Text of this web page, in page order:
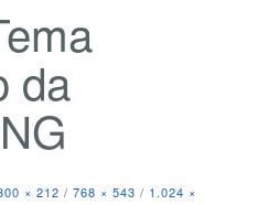
da
× 212 / 768 × 543 / 1.024 ×